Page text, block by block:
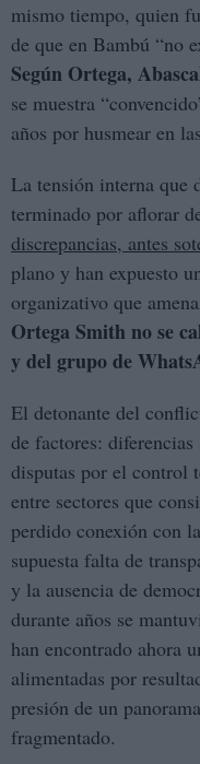
mismo tiempo, quien
de que en Bambú “no
Según Ortega,
se muestra
años por husmear en
La tensión interna que
terminado por aflorar
discrepancias, antes
plano y han expuesto
organizativo que
Ortega Smith no se
y del grupo de
El detonante del
de factores:
disputas por el control
entre sectores que
perdido conexión con
supuesta falta de
y la ausencia de
durante años se
han encontrado ahora
alimentadas por
presión de un
fragmentado.